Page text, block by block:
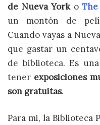
de Nueva York o
un montón de
Cuando vayas a
que gastar un
de biblioteca. Es
tener exposiciones
son gratuitas.
Para mi, la Biblioteca